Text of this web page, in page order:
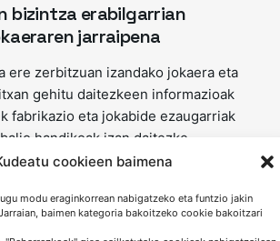
cookieen baimena
modu eraginkorrean nabigatzeko eta funtzio jakin
baimen kategoria bakoitzeko cookie bakoitzari
bizintza erabilgarrian
jarraipena
ere zerbitzuan izandako jokaera eta
gehitu daitezkeen informazioak
fabrikazio eta jokabide ezaugarriak
handikoak izan daitezke.